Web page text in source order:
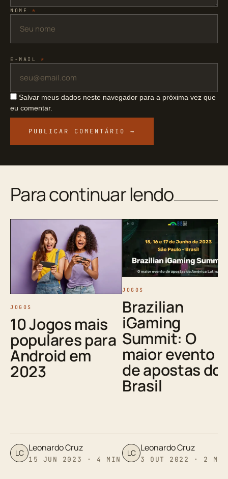
NOME *
E-MAIL *
Salvar meus dados neste navegador para a próxima vez que
eu comentar.
Para continuar lendo
JOGOS
10 Jogos mais
populares para
Android em
2023
LC Leonardo Cruz
15 JUN 2023 · 4 MIN
JOGOS
Brazilian
iGaming
Summit: O
maior evento
de apostas do
Brasil
LC Leonardo Cruz
3 OUT 2022 · 2 MIN